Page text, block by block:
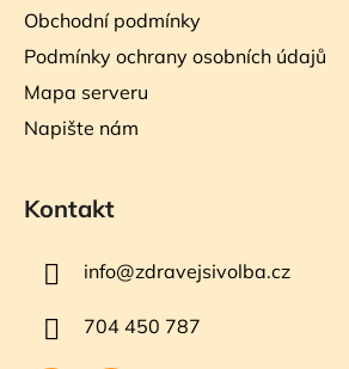
Obchodní podmínky
Podmínky ochrany osobních údajů
Mapa serveru
Napište nám
Kontakt
info@zdravejsivolba.cz
704 450 787